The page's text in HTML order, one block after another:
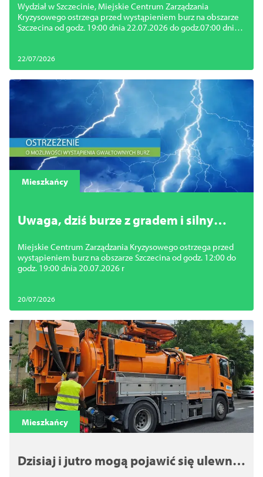
Wydział w Szczecinie, Miejskie Centrum Zarządzania
Kryzysowego ostrzega przed wystąpieniem burz na obszarze
Szczecina od godz. 19:00 dnia 22.07.2026 do godz.07:00 dnia
22/07/2026
Mieszkańcy
Uwaga, dziś burze z gradem i silny
Miejskie Centrum Zarządzania Kryzysowego ostrzega przed
wystąpieniem burz na obszarze Szczecina od godz. 12:00 do
godz. 19:00 dnia 20.07.2026 r
20/07/2026
Mieszkańcy
Dzisiaj i jutro mogą pojawić się ulewne